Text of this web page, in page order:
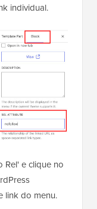
individual.
Rel' e clique no
link do menu.